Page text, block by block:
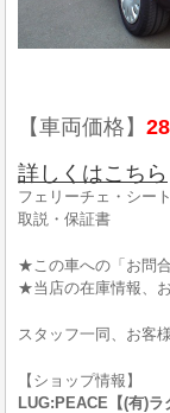
【車両価格】
詳しくはこちら
フェリーチェ・シー
取説・保証書
★この車への「お問
★当店の在庫情報、
スタッフ一同、お客
【ショップ情報】
LUG:PEACE【(有)